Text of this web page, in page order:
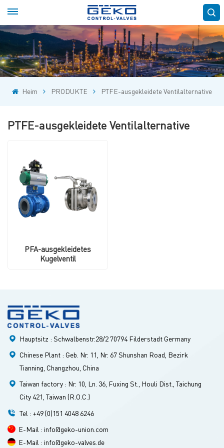
Heim PRODUKTE PTFE-ausgekleidete Ventilalternative
PTFE-ausgekleidete Ventilalternative
PFA-ausgekleidetes
Kugelventil
Hauptsitz : Schwalbenstr.28/2 70794 Filderstadt Germany
Chinese Plant : Geb. Nr. 11, Nr. 67 Shunshan Road, Bezirk
Tianning, Changzhou, China
Taiwan factory : Nr. 10, Ln. 36, Fuxing St., Houli Dist., Taichung
City 421, Taiwan (R.O.C.)
Tel : +49 (0)151 4048 6246
E-Mail : info@geko-union.com
E-Mail : info@geko-valves.de